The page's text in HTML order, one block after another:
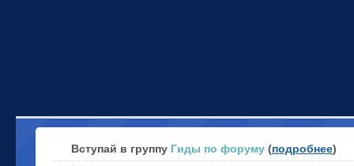
Вступай в группу Гиды по форуму (подробнее)